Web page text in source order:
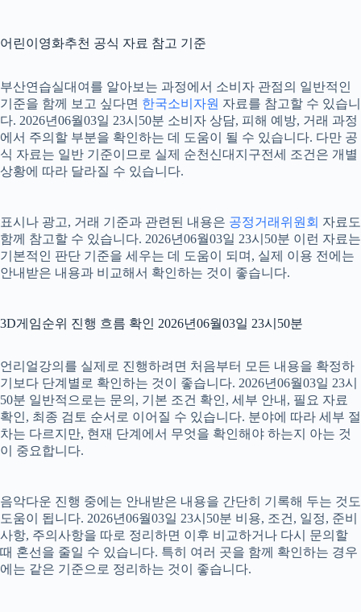
어린이영화추천 공식 자료 참고 기준
부산연습실대여를 알아보는 과정에서 소비자 관점의 일반적인
기준을 함께 보고 싶다면 한국소비자원 자료를 참고할 수 있습니
다. 2026년06월03일 23시50분 소비자 상담, 피해 예방, 거래 과정
에서 주의할 부분을 확인하는 데 도움이 될 수 있습니다. 다만 공
식 자료는 일반 기준이므로 실제 순천신대지구전세 조건은 개별
상황에 따라 달라질 수 있습니다.
표시나 광고, 거래 기준과 관련된 내용은 공정거래위원회 자료도
함께 참고할 수 있습니다. 2026년06월03일 23시50분 이런 자료는
기본적인 판단 기준을 세우는 데 도움이 되며, 실제 이용 전에는
안내받은 내용과 비교해서 확인하는 것이 좋습니다.
3D게임순위 진행 흐름 확인 2026년06월03일 23시50분
언리얼강의를 실제로 진행하려면 처음부터 모든 내용을 확정하
기보다 단계별로 확인하는 것이 좋습니다. 2026년06월03일 23시
50분 일반적으로는 문의, 기본 조건 확인, 세부 안내, 필요 자료
확인, 최종 검토 순서로 이어질 수 있습니다. 분야에 따라 세부 절
차는 다르지만, 현재 단계에서 무엇을 확인해야 하는지 아는 것
이 중요합니다.
음악다운 진행 중에는 안내받은 내용을 간단히 기록해 두는 것도
도움이 됩니다. 2026년06월03일 23시50분 비용, 조건, 일정, 준비
사항, 주의사항을 따로 정리하면 이후 비교하거나 다시 문의할
때 혼선을 줄일 수 있습니다. 특히 여러 곳을 함께 확인하는 경우
에는 같은 기준으로 정리하는 것이 좋습니다.